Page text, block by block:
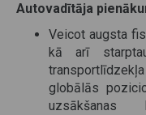
Autovadītāja
Veicot augsta
kā arī
globālās
uzsākšanas